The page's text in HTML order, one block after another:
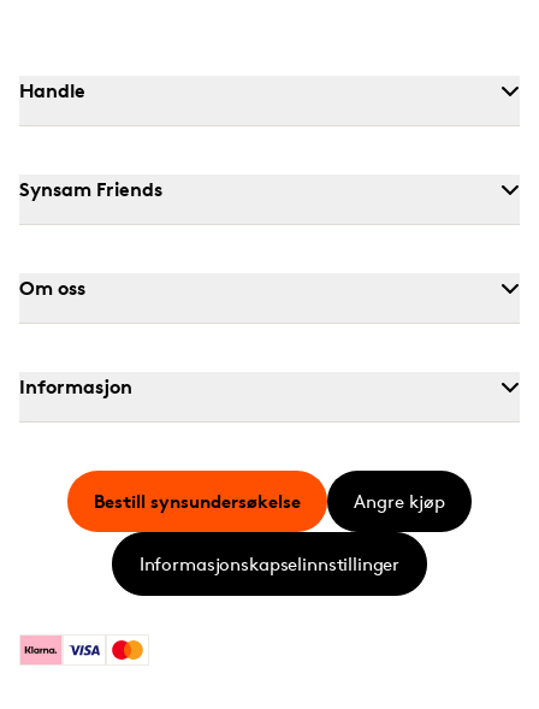
Handle
Synsam Friends
Om oss
Informasjon
KlarnaVisa Mastercard
Bestill synsundersøkelse Angre kjøp
Informasjonskapselinnstillinger